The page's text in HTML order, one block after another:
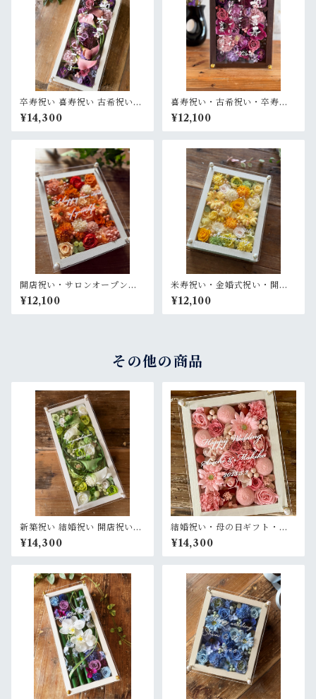
卒寿祝い 喜寿祝い 古希祝い
【名入れ】プリザーブドフラ
ワーアレンジ ウッドフレーム
白木枠ロング〈パープル〉
¥14,300
喜寿祝い・古希祝い・卒寿祝
い・長寿祝い・結婚記念日祝
い【名入れ】プリザーブドフ
ラワーアレンジ ウッドフレー
¥12,100
開店祝い・サロンオープン祝
い・退職祝い・結婚祝い【名
入れ】プリザーブドフラワー
アレンジ ウッドフレーム 白木
¥12,100
米寿祝い・金婚式祝い・開店
祝い・サロンオープン祝い・
退職祝い【名入れ】プリザー
ブドフラワーアレンジ ウッド
¥12,100
その他の商品
新築祝い 結婚祝い 開店祝い
【名入れ】プリザーブドフラ
ワーアレンジ ウッドフレーム
白木枠ロング〈白グリーン〉
¥14,300
結婚祝い・母の日ギフト・退
職祝い【名入れ】プリザーブ
ドフラワーアレンジ ウッドフ
レーム 木枠〈ピンク〉プライ
¥14,300